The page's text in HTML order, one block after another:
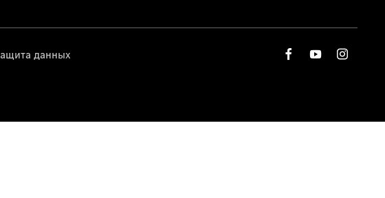
данных